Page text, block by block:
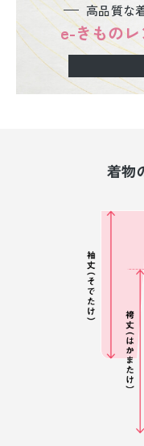
高品質な
e-きもの
着物